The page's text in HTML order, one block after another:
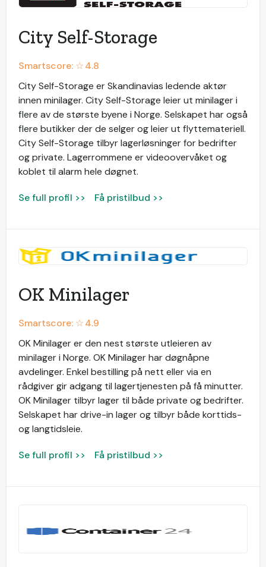
City Self-Storage
Smartscore: ☆4.8
City Self-Storage er Skandinavias ledende aktør
innen minilager. City Self-Storage leier ut minilager i
flere av de største byene i Norge. Selskapet har også
flere butikker der de selger og leier ut flyttemateriell.
City Self-Storage tilbyr lagerløsninger for bedrifter
og private. Lagerrommene er videoovervåket og
koblet til alarm hele døgnet.
Se full profil >> Få pristilbud >>
OK Minilager
Smartscore: ☆4.9
OK Minilager er den nest største utleieren av
minilager i Norge. OK Minilager har døgnåpne
avdelinger. Enkel bestilling på nett eller via en
rådgiver gir adgang til lagertjenesten på få minutter.
OK Minilager tilbyr lager til både private og bedrifter.
Selskapet har drive-in lager og tilbyr både korttids-
og langtidsleie.
Se full profil >> Få pristilbud >>